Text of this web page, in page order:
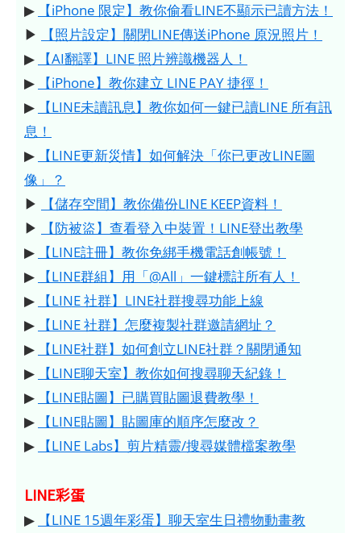
▶
【iPhone 限定】教你偷看LINE不顯示已讀方法！
▶
【照片設定】關閉LINE傳送iPhone 原況照片！
▶
【AI翻譯】LINE 照片辨識機器人！
▶
【iPhone】教你建立 LINE PAY 捷徑！
▶
【LINE未讀訊息】教你如何一鍵已讀LINE 所有訊
息！
▶
【LINE更新災情】如何解決「你已更改LINE圖
像」？
▶
【儲存空間】教你備份LINE KEEP資料！
▶
【防被盜】查看登入中裝置！LINE登出教學
▶
【LINE註冊】教你免綁手機電話創帳號！
▶
【LINE群組】用「@All」一鍵標註所有人！
▶
【LINE 社群】LINE社群搜尋功能上線
▶
【LINE 社群】怎麼複製社群邀請網址？
▶
【LINE社群】如何創立LINE社群？關閉通知
▶
【LINE聊天室】教你如何搜尋聊天紀錄！
▶
【LINE貼圖】已購買貼圖退費教學！
▶
【LINE貼圖】貼圖庫的順序怎麼改？
▶
【LINE Labs】剪片精靈/搜尋媒體檔案教學
LINE彩蛋
▶
【LINE 15週年彩蛋】聊天室生日禮物動畫教